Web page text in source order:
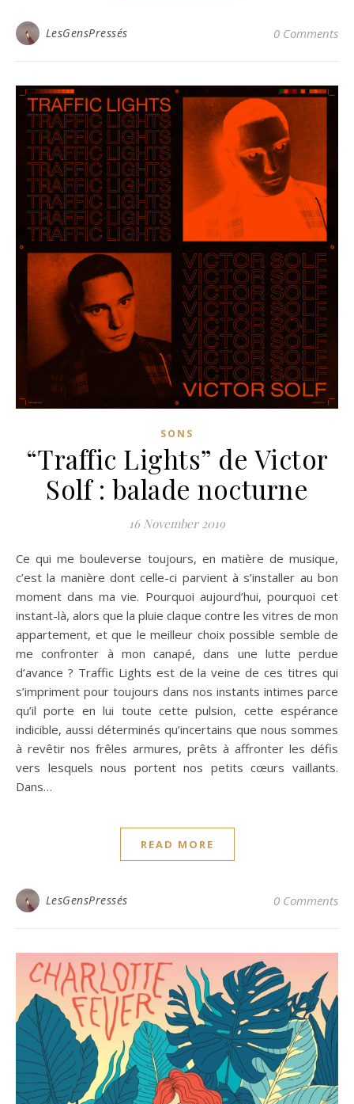
LesGensPressés 0 Comments
SONS
“Traffic Lights” de Victor
Solf : balade nocturne
16 November 2019
Ce qui me bouleverse toujours, en matière de musique,
c’est la manière dont celle-ci parvient à s’installer au bon
moment dans ma vie. Pourquoi aujourd’hui, pourquoi cet
instant-là, alors que la pluie claque contre les vitres de mon
appartement, et que le meilleur choix possible semble de
me confronter à mon canapé, dans une lutte perdue
d’avance ? Traffic Lights est de la veine de ces titres qui
s’impriment pour toujours dans nos instants intimes parce
qu’il porte en lui toute cette pulsion, cette espérance
indicible, aussi déterminés qu’incertains que nous sommes
à revêtir nos frêles armures, prêts à affronter les défis
vers lesquels nous portent nos petits cœurs vaillants.
Dans…
READ MORE
LesGensPressés 0 Comments